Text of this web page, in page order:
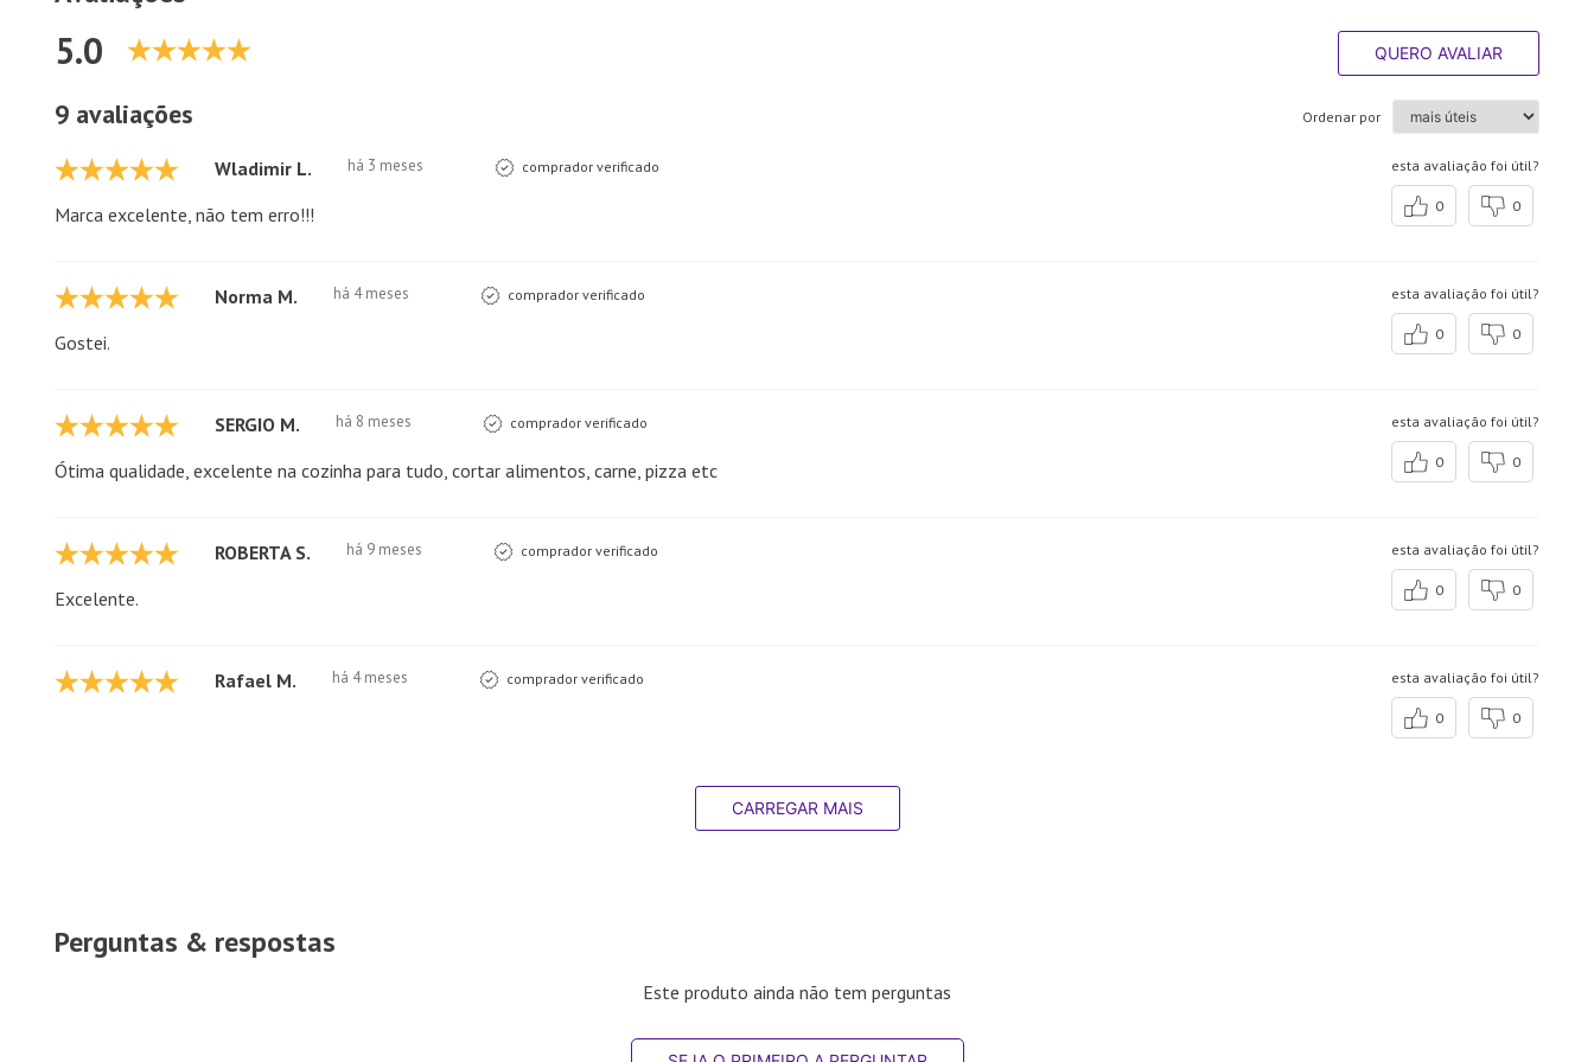
5.0 QUERO AVALIAR
9 avaliações Ordenar por
Wladimir L. há 3 meses comprador verificado
Marca excelente, não tem erro!!!
esta avaliação foi útil?
0 0
Norma M. há 4 meses comprador verificado
Gostei.
esta avaliação foi útil?
0 0
SERGIO M. há 8 meses comprador verificado
Ótima qualidade, excelente na cozinha para tudo, cortar alimentos, carne, pizza etc
esta avaliação foi útil?
0 0
ROBERTA S. há 9 meses comprador verificado
Excelente.
esta avaliação foi útil?
0 0
Rafael M. há 4 meses comprador verificado esta avaliação foi útil?
0 0
CARREGAR MAIS
Perguntas & respostas
Este produto ainda não tem perguntas